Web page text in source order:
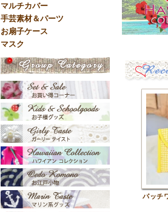
パッチ
マルチカバー
手芸素材＆パーツ
お扇子ケース
マスク